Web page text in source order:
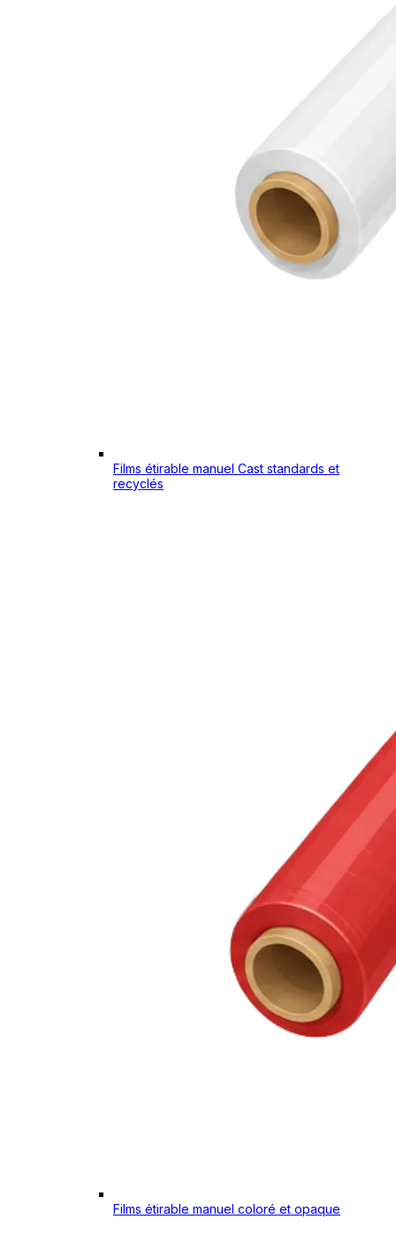
Films étirable manuel Cast standards et
recyclés
Films étirable manuel coloré et opaque